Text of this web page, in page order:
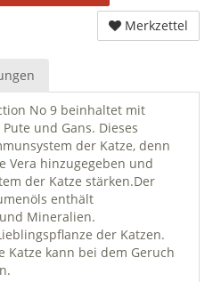
Merkzettel
No 9 beinhaltet mit
und Gans. Dieses
der Katze, denn
Vera hinzugegeben und
der Katze stärken.Der
enthält
Mineralien.
der Katzen.
Katze kann bei dem Geruch